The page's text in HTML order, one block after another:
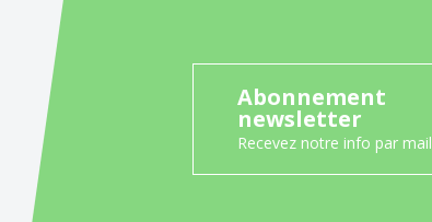
Abonnement
newsletter
Recevez notre info par mail